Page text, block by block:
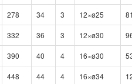
278 34 3 12×ø25
332 36 3 12×ø30
390 40 4 16×ø30
448 44 4 16×ø34